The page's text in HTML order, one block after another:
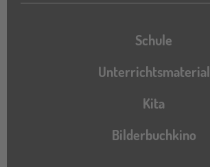
Schule
Unterrichtsmaterial
Kita
Bilderbuchkino